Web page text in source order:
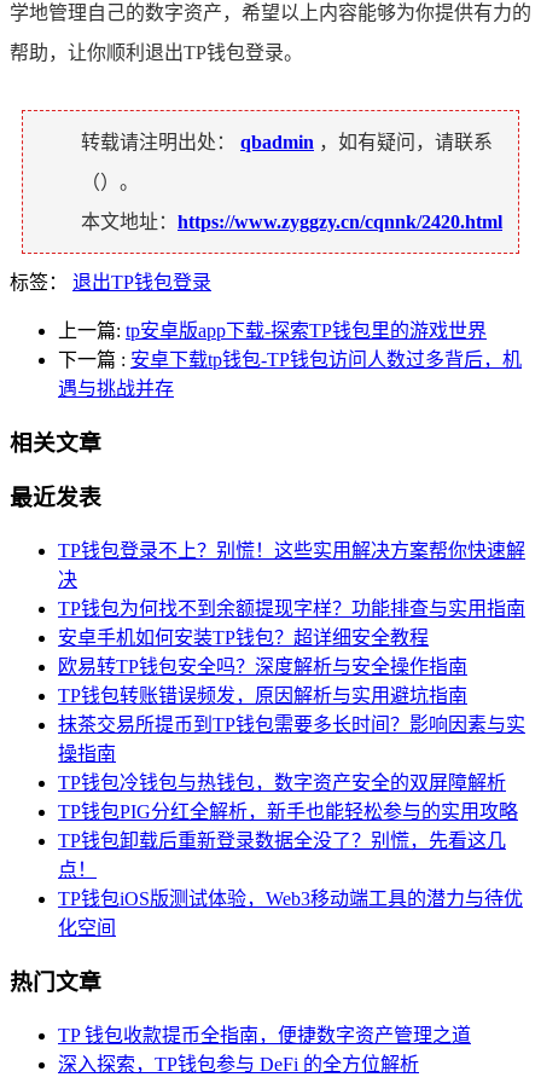
学地管理自己的数字资产，希望以上内容能够为你提供有力的
帮助，让你顺利退出TP钱包登录。
转载请注明出处： qbadmin ，如有疑问，请联系
（）。
本文地址： https://www.zyggzy.cn/cqnnk/2420.html
标签： 退出TP钱包登录
上一篇: tp安卓版app下载-探索TP钱包里的游戏世界
下一篇 : 安卓下载tp钱包-TP钱包访问人数过多背后，机
遇与挑战并存
相关文章
最近发表
TP钱包登录不上？别慌！这些实用解决方案帮你快速解
决
TP钱包为何找不到余额提现字样？功能排查与实用指南
安卓手机如何安装TP钱包？超详细安全教程
欧易转TP钱包安全吗？深度解析与安全操作指南
TP钱包转账错误频发，原因解析与实用避坑指南
抹茶交易所提币到TP钱包需要多长时间？影响因素与实
操指南
TP钱包冷钱包与热钱包，数字资产安全的双屏障解析
TP钱包PIG分红全解析，新手也能轻松参与的实用攻略
TP钱包卸载后重新登录数据全没了？别慌，先看这几
点！
TP钱包iOS版测试体验，Web3移动端工具的潜力与待优
化空间
热门文章
TP 钱包收款提币全指南，便捷数字资产管理之道
深入探索，TP钱包参与 DeFi 的全方位解析